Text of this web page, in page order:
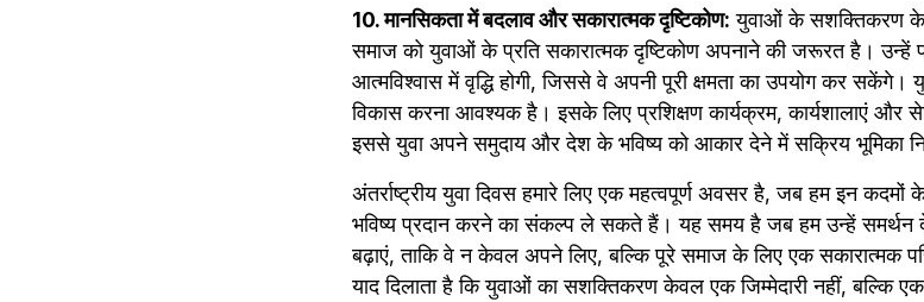
10. मानसिकता में बदलाव और सकारात्मक दृष्टिकोण: युवाओं के सशक्तिकरण के
समाज को युवाओं के प्रति सकारात्मक दृष्टिकोण अपनाने की जरूरत है।
आत्मविश्वास में वृद्धि होगी, जिससे वे अपनी पूरी क्षमता का उपयोग कर
विकास करना आवश्यक है। इसके लिए प्रशिक्षण कार्यक्रम, कार्यशालाएं और
इससे युवा अपने समुदाय और देश के भविष्य को आकार देने में सक्रिय भूमिका
अंतर्राष्ट्रीय युवा दिवस हमारे लिए एक महत्वपूर्ण अवसर है, जब हम इन
भविष्य प्रदान करने का संकल्प ले सकते हैं। यह समय है जब हम उन्हें
बढ़ाएं, ताकि वे न केवल अपने लिए, बल्कि पूरे समाज के लिए एक सकारात्मक
याद दिलाता है कि युवाओं का सशक्तिकरण केवल एक जिम्मेदारी नहीं,